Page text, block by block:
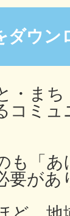
ダウン
・ま
コミュ
も「
要があ
日置
知市
キ